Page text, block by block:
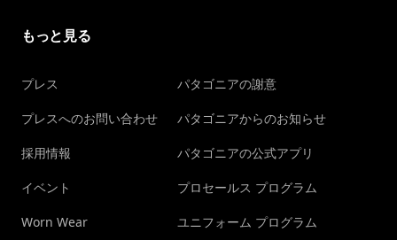
もっと見る
プレス
プレスへのお問い合わせ
採用情報
イベント
Worn Wear
パタゴニアの謝意
パタゴニアからのお知らせ
パタゴニアの公式アプリ
プロセールス プログラム
ユニフォーム プログラム